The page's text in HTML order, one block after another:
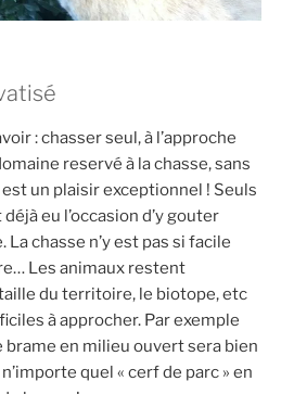
: chasser seul, à l’approche
reservé à la chasse, sans
un plaisir exceptionnel ! Seuls
eu l’occasion d’y gouter
chasse n’y est pas si facile
Les animaux restent
du territoire, le biotope, etc
à approcher. Par exemple
brame en milieu ouvert sera bien
quel « cerf de parc » en